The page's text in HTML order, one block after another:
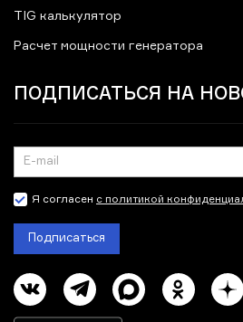
TIG калькулятор
Расчет мощности генератора
ПОДПИСАТЬСЯ НА
Я согласен с политикой
Подписаться